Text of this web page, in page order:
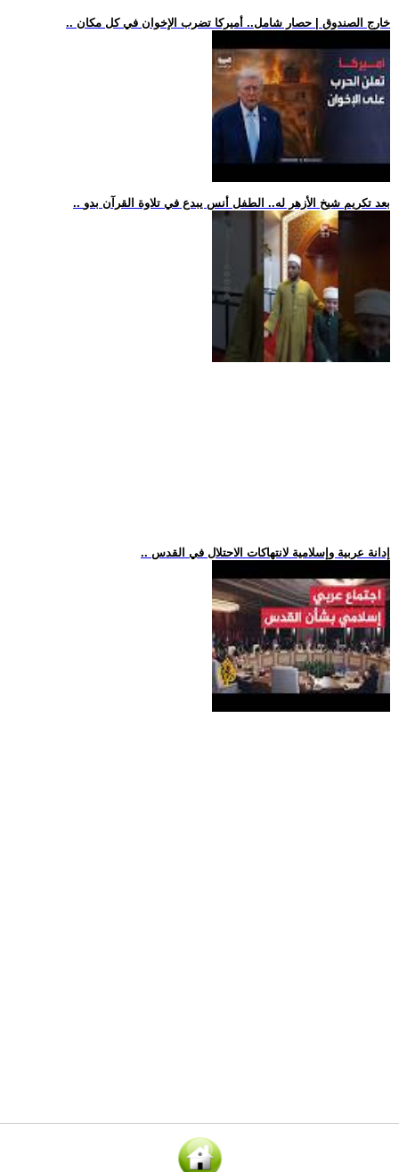
.. خارج الصندوق | حصار شامل.. أميركا تضرب الإخوان في كل مكان
.. بعد تكريم شيخ الأزهر له.. الطفل أنس يبدع في تلاوة القرآن بدو
.. إدانة عربية وإسلامية لانتهاكات الاحتلال في القدس